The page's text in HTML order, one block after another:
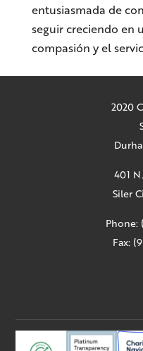
entusiasmada de
seguir creciendo en
compasión y el
2020
401
Siler
Phone:
Fax: